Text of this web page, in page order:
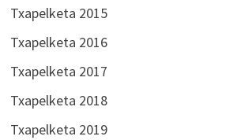
Txapelketa 2015
Txapelketa 2016
Txapelketa 2017
Txapelketa 2018
Txapelketa 2019